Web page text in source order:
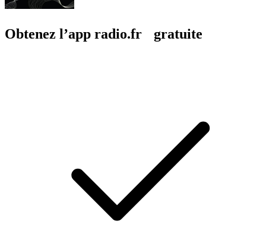
Obtenez l’app radio.fr gratuite